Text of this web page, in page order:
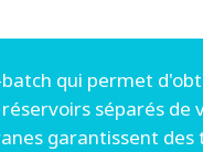
qui permet
séparés de
garantissent des